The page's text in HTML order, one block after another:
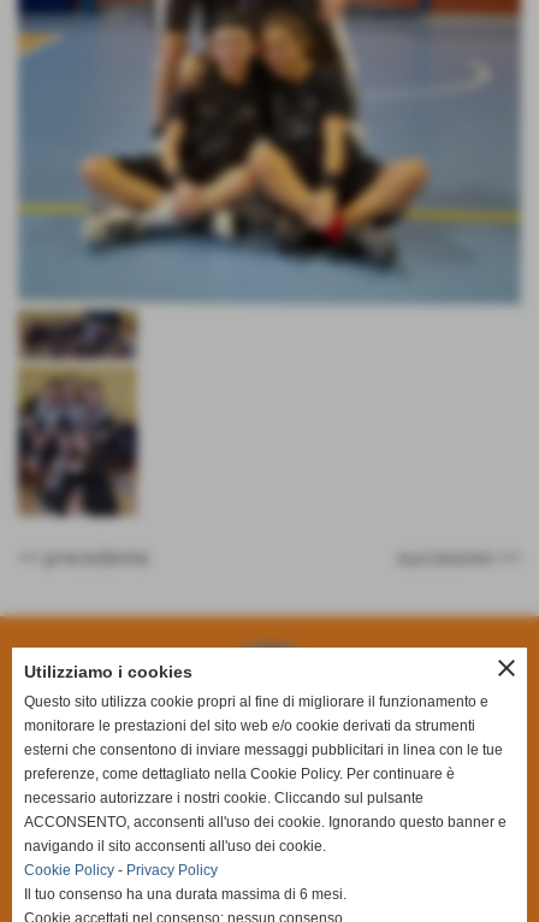
<< precedente successivo >>
Basket Canegrate SSDRL
C.F. e P.I. 09252660155 |003815@spes.fip.it
close
Utilizziamo i cookies
Questo sito utilizza cookie propri al fine di migliorare il funzionamento e
monitorare le prestazioni del sito web e/o cookie derivati da strumenti
esterni che consentono di inviare messaggi pubblicitari in linea con le tue
preferenze, come dettagliato nella Cookie Policy. Per continuare è
necessario autorizzare i nostri cookie. Cliccando sul pulsante
ACCONSENTO, acconsenti all'uso dei cookie. Ignorando questo banner e
navigando il sito acconsenti all'uso dei cookie.
Cookie Policy - Privacy Policy
Il tuo consenso ha una durata massima di 6 mesi.
Cookie accettati nel consenso: nessun consenso